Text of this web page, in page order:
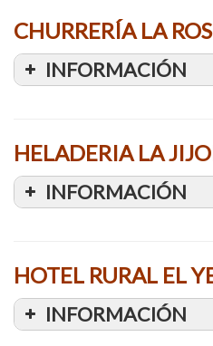
CHURRERÍA LA
INFORMACIÓN
HELADERIA LA
INFORMACIÓN
HOTEL RURAL EL
INFORMACIÓN